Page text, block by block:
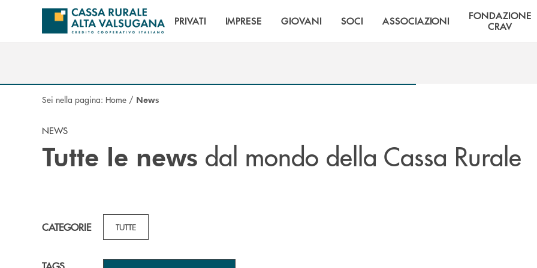
Salta al contenuto principale
PRIVATI IMPRESE GIOVANI SOCI ASSOCIAZIONI
FONDAZIONE
CRAV
Sei nella pagina: Home / News
NEWS
Tutte le news dal mondo della Cassa Rurale
CATEGORIE TUTTE